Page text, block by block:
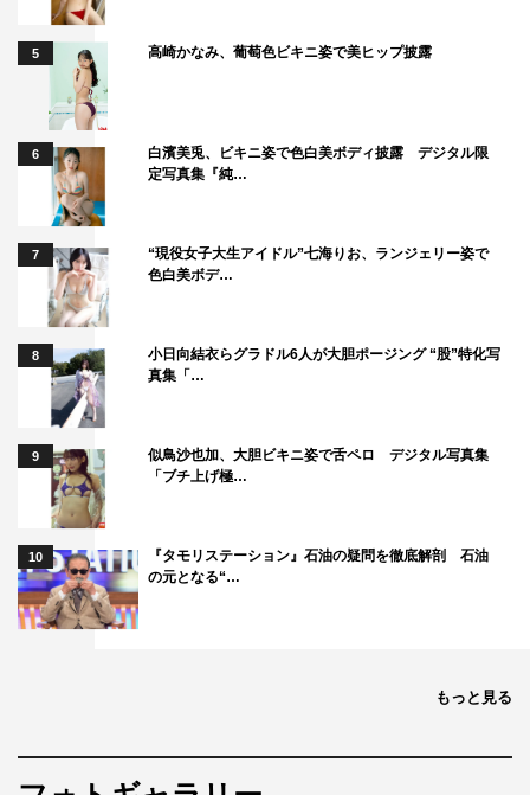
堀田茜
魔裟斗
若槻千夏
（※50音順）
＜ドラマパート＞
神保悟志
秋山ゆずき
番組公式HP：
©フジテレビ
King & Prince 髙橋海人
5 高崎かなみ、葡萄色ビキニ姿で美ヒップ披露
6
白濱美兎、ビキニ姿で色白美ボディ披露 デジタル限
定写真集『純…
7
“現役女子大生アイドル”七海りお、ランジェリー姿で
色白美ボデ…
8
小日向結衣らグラドル6人が大胆ポージング “股”特化写
真集「…
9
似鳥沙也加、大胆ビキニ姿で舌ペロ デジタル写真集
「ブチ上げ極…
10
『タモリステーション』石油の疑問を徹底解剖 石油
の元となる“…
もっと見る